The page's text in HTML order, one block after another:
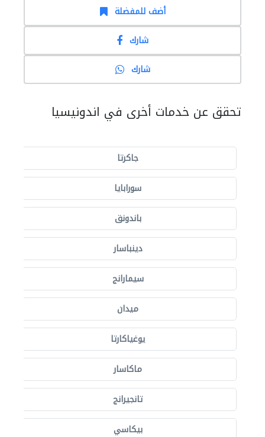
أضف للمفضلة
شارك
شارك
تحقق عن خدمات أخرى في اندونيسيا
جاكرتا
سورابايا
باندونق
دينباسار
سيمارانج
ميدان
يوغياكارتا
ماكاسار
تانجيرانج
بيكاسي